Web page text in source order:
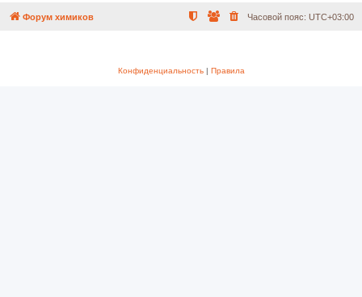
Форум химиков Часовой пояс: UTC+03:00
Конфиденциальность| Правила